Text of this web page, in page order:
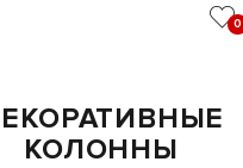
0
КОЛОННЫ